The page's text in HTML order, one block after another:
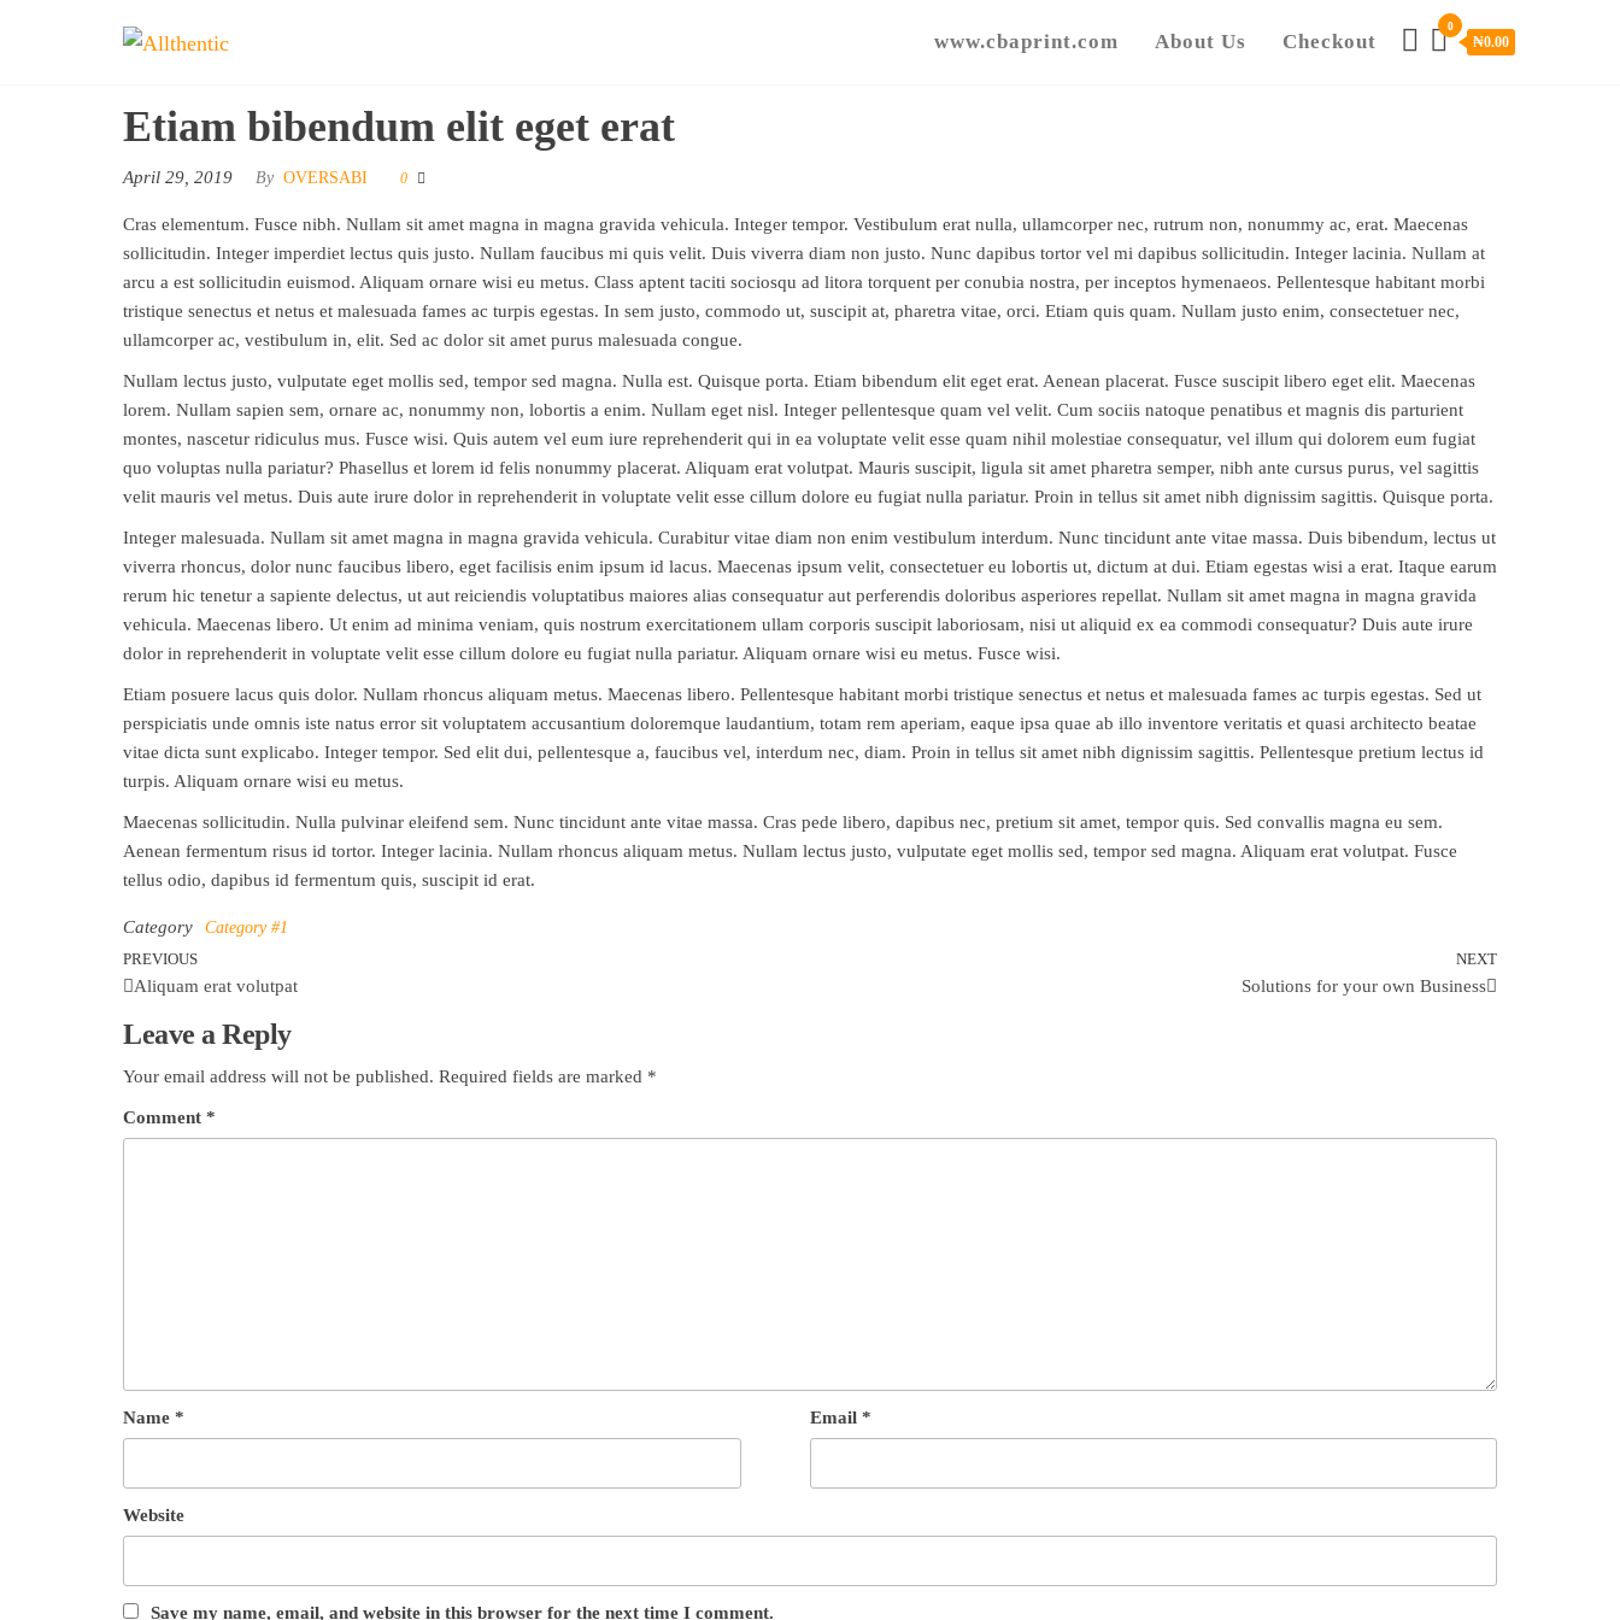
www.cbaprint.com About Us Checkout
0
₦0.00
Etiam bibendum elit eget erat
April 29, 2019 By OVERSABI 0
Cras elementum. Fusce nibh. Nullam sit amet magna in magna gravida vehicula. Integer tempor. Vestibulum erat nulla, ullamcorper nec, rutrum non, nonummy ac, erat. Maecenas
sollicitudin. Integer imperdiet lectus quis justo. Nullam faucibus mi quis velit. Duis viverra diam non justo. Nunc dapibus tortor vel mi dapibus sollicitudin. Integer lacinia. Nullam at
arcu a est sollicitudin euismod. Aliquam ornare wisi eu metus. Class aptent taciti sociosqu ad litora torquent per conubia nostra, per inceptos hymenaeos. Pellentesque habitant morbi
tristique senectus et netus et malesuada fames ac turpis egestas. In sem justo, commodo ut, suscipit at, pharetra vitae, orci. Etiam quis quam. Nullam justo enim, consectetuer nec,
ullamcorper ac, vestibulum in, elit. Sed ac dolor sit amet purus malesuada congue.
Nullam lectus justo, vulputate eget mollis sed, tempor sed magna. Nulla est. Quisque porta. Etiam bibendum elit eget erat. Aenean placerat. Fusce suscipit libero eget elit. Maecenas
lorem. Nullam sapien sem, ornare ac, nonummy non, lobortis a enim. Nullam eget nisl. Integer pellentesque quam vel velit. Cum sociis natoque penatibus et magnis dis parturient
montes, nascetur ridiculus mus. Fusce wisi. Quis autem vel eum iure reprehenderit qui in ea voluptate velit esse quam nihil molestiae consequatur, vel illum qui dolorem eum fugiat
quo voluptas nulla pariatur? Phasellus et lorem id felis nonummy placerat. Aliquam erat volutpat. Mauris suscipit, ligula sit amet pharetra semper, nibh ante cursus purus, vel sagittis
velit mauris vel metus. Duis aute irure dolor in reprehenderit in voluptate velit esse cillum dolore eu fugiat nulla pariatur. Proin in tellus sit amet nibh dignissim sagittis. Quisque porta.
Integer malesuada. Nullam sit amet magna in magna gravida vehicula. Curabitur vitae diam non enim vestibulum interdum. Nunc tincidunt ante vitae massa. Duis bibendum, lectus ut
viverra rhoncus, dolor nunc faucibus libero, eget facilisis enim ipsum id lacus. Maecenas ipsum velit, consectetuer eu lobortis ut, dictum at dui. Etiam egestas wisi a erat. Itaque earum
rerum hic tenetur a sapiente delectus, ut aut reiciendis voluptatibus maiores alias consequatur aut perferendis doloribus asperiores repellat. Nullam sit amet magna in magna gravida
vehicula. Maecenas libero. Ut enim ad minima veniam, quis nostrum exercitationem ullam corporis suscipit laboriosam, nisi ut aliquid ex ea commodi consequatur? Duis aute irure
dolor in reprehenderit in voluptate velit esse cillum dolore eu fugiat nulla pariatur. Aliquam ornare wisi eu metus. Fusce wisi.
Etiam posuere lacus quis dolor. Nullam rhoncus aliquam metus. Maecenas libero. Pellentesque habitant morbi tristique senectus et netus et malesuada fames ac turpis egestas. Sed ut
perspiciatis unde omnis iste natus error sit voluptatem accusantium doloremque laudantium, totam rem aperiam, eaque ipsa quae ab illo inventore veritatis et quasi architecto beatae
vitae dicta sunt explicabo. Integer tempor. Sed elit dui, pellentesque a, faucibus vel, interdum nec, diam. Proin in tellus sit amet nibh dignissim sagittis. Pellentesque pretium lectus id
turpis. Aliquam ornare wisi eu metus.
Maecenas sollicitudin. Nulla pulvinar eleifend sem. Nunc tincidunt ante vitae massa. Cras pede libero, dapibus nec, pretium sit amet, tempor quis. Sed convallis magna eu sem.
Aenean fermentum risus id tortor. Integer lacinia. Nullam rhoncus aliquam metus. Nullam lectus justo, vulputate eget mollis sed, tempor sed magna. Aliquam erat volutpat. Fusce
tellus odio, dapibus id fermentum quis, suscipit id erat.
Category Category #1
Post
navigation
Previous
Post
PREVIOUS
Aliquam erat volutpat
Next
NEXT
Solutions for your own Business
Leave a Reply
Your email address will not be published. Required fields are marked *
Comment *
Name * Email *
Website
Save my name, email, and website in this browser for the next time I comment.